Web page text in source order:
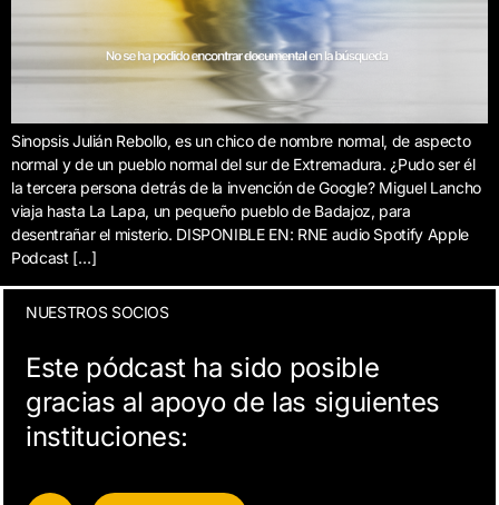
Sinopsis Julián Rebollo, es un chico de nombre normal, de aspecto
normal y de un pueblo normal del sur de Extremadura. ¿Pudo ser él
la tercera persona detrás de la invención de Google? Miguel Lancho
viaja hasta La Lapa, un pequeño pueblo de Badajoz, para
desentrañar el misterio. DISPONIBLE EN: RNE audio Spotify Apple
Podcast […]
NUESTROS SOCIOS
Este pódcast ha sido posible
gracias al apoyo de las siguientes
instituciones: